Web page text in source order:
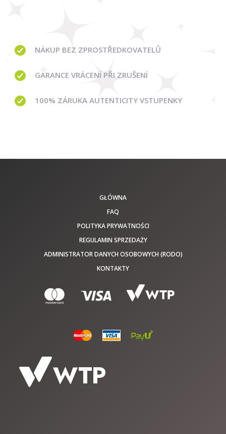
NÁKUP BEZ ZPROSTŘEDKOVATELŮ
GARANCE VRÁCENÍ PŘI ZRUŠENÍ
100% ZÁRUKA AUTENTICITY VSTUPENKY
GŁÓWNA
FAQ
POLITYKA PRYWATNOŚCI
REGULAMIN SPRZEDAŻY
ADMINISTRATOR DANYCH OSOBOWYCH (RODO)
KONTAKTY